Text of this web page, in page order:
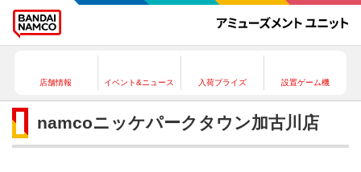
店舗情報 イベント&ニュース 入荷プライズ 設置ゲーム機
namcoニッケパークタウン加古川店